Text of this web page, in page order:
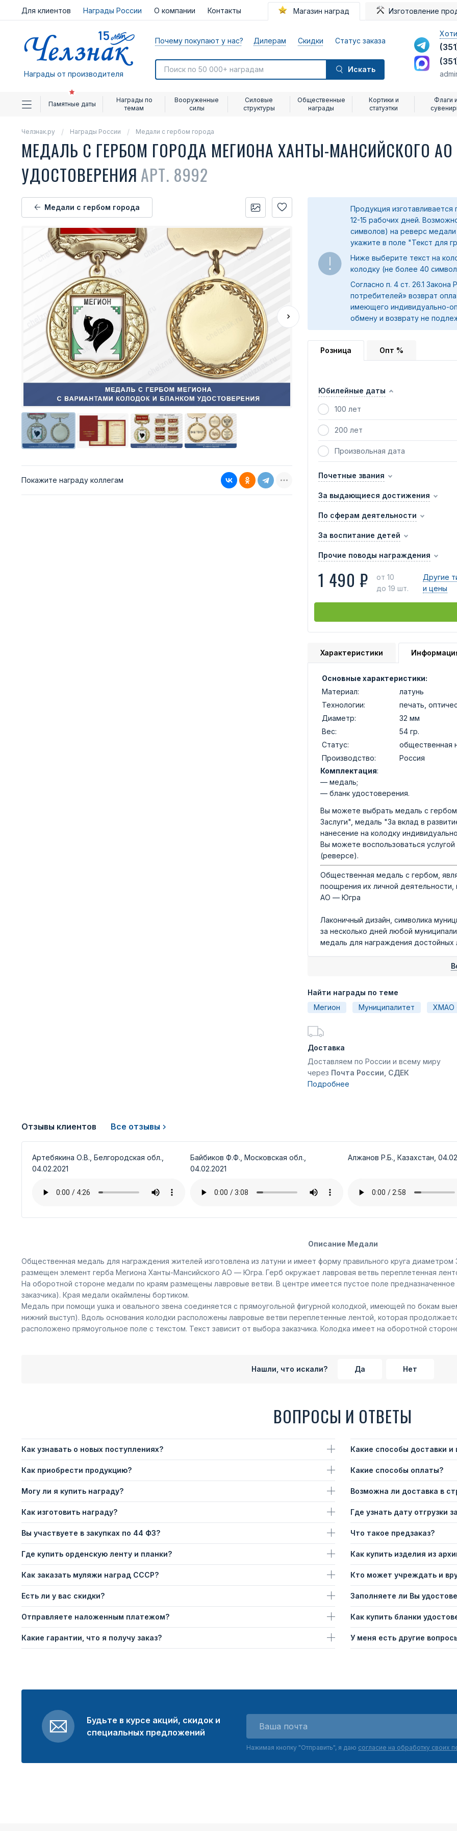
Для клиентов Награды России О компании Контакты Магазин наград Изготовление
Награды от производителя
Почему покупают у нас? Дилерам Скидки Статус заказа
Искать
Памятные даты
Награды по
темам
Вооруженные
силы
Силовые
структуры
Общественные
награды
Кортики и
статуэтки
Флаги и
Челзнак.ру Награды России Медали с гербом города
МЕДАЛЬ С ГЕРБОМ ГОРОДА МЕГИОНА ХАНТЫ-МАНСИЙСКОГО
УДОСТОВЕРЕНИЯ АРТ. 8992
Медали с гербом города
Покажите награду коллегам
Продукция изготавливается
12-15 рабочих дней.
символов) на реверс
укажите в поле "Текст для
Ниже выберите текст на
колодку (не более 40
Согласно п. 4 ст. 26.1
потребителей» возврат
имеющего индивидуально-
обмену и возврату не
Розница Опт %
Юбилейные даты
100 лет
200 лет
Произвольная дата
Почетные звания
За выдающиеся достижения
По сферам деятельности
За воспитание детей
Прочие поводы награждения
1 490 ₽
от 10
до 19 шт.
Другие
и цены
Характеристики
Основные характеристики:
Материал:
латунь
Технологии:
печать,
Диаметр:
32 мм
Вес:
54 гр.
Статус:
общественная
Производство:
Россия
Комплектация:
— медаль;
— бланк удостоверения.
Вы можете выбрать медаль с
Заслуги", медаль "За вклад в
нанесение на колодку
Вы можете воспользоваться
(реверсе).
Общественная медаль с гербом,
поощрения их личной деятельности,
АО — Югра
Лаконичный дизайн, символика
за несколько дней любой
медаль для награждения достойных
Найти награды по теме
Мегион
Муниципалитет ХМАО
Доставка
Доставляем по России и всему миру
через Почта России, СДЕК
Подробнее
Отзывы клиентов Все отзывы
Артебякина О.В., Белгородская обл.,
04.02.2021
Байбиков Ф.Ф., Московская обл.,
04.02.2021
Алжанов Р.Б., Казахстан,
Описание Медали
Общественная медаль для награждения жителей изготовлена из латуни и имеет форму правильного круга
размещен элемент герба Мегиона Ханты-Мансийского АО — Югра. Герб окружает лавровая ветвь переплетенная
На оборотной стороне медали по краям размещены лавровые ветви. В центре имеется пустое поле
заказчика). Края медали окаймлены бортиком.
Медаль при помощи ушка и овального звена соединяется с прямоугольной фигурной колодкой, имеющей по бокам
нижний выступ). Вдоль основания колодки расположены лавровые ветви переплетенные лентой, которая
расположено прямоугольное поле с текстом. Текст зависит от выбора заказчика. Колодка имеет на оборотной
Нашли, что искали? Да Нет
ВОПРОСЫ И ОТВЕТЫ
Как узнавать о новых поступлениях?
Как приобрести продукцию?
Могу ли я купить награду?
Как изготовить награду?
Вы участвуете в закупках по 44 ФЗ?
Где купить орденскую ленту и планки?
Как заказать муляжи наград СССР?
Есть ли у вас скидки?
Отправляете наложенным платежом?
Какие гарантии, что я получу заказ?
Какие способы доставки и
Какие способы оплаты?
Возможна ли доставка в
Где узнать дату отгрузки
Что такое предзаказ?
Как купить изделия из
Кто может учреждать и
Заполняете ли Вы
Как купить бланки
У меня есть другие
Будьте в курсе акций, скидок и
специальных предложений
Нажимая кнопку "Отправить", я даю согласие на обработку своих